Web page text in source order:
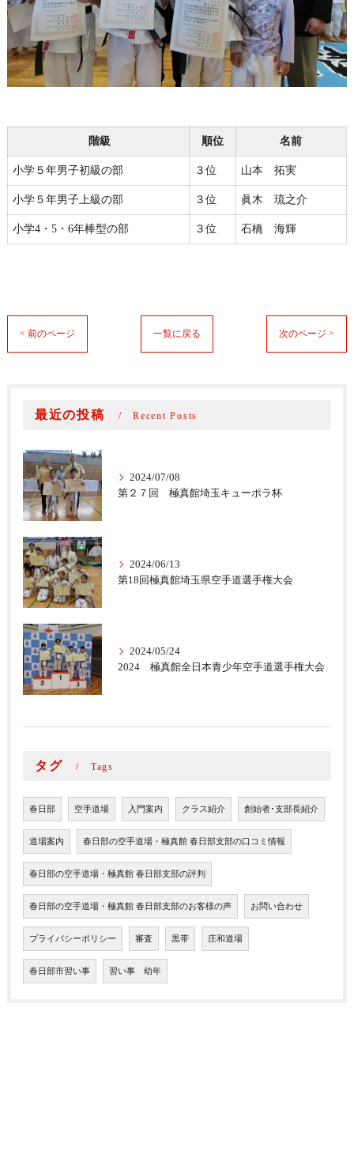
階級 順位 名前
小学５年男子初級の部 ３位 山本 拓実
小学５年男子上級の部 ３位 眞木 琉之介
小学4・5・6年棒型の部 ３位 石橋 海輝
< 前のページ 一覧に戻る 次のページ >
最近の投稿 Recent Posts
2024/07/08
第２７回 極真館埼玉キューポラ杯
2024/06/13
第18回極真館埼玉県空手道選手権大会
2024/05/24
2024 極真館全日本青少年空手道選手権大会
タグ Tags
春日部 空手道場 入門案内 クラス紹介 創始者･支部長紹介
道場案内 春日部の空手道場・極真館 春日部支部の口コミ情報
春日部の空手道場・極真館 春日部支部の評判
春日部の空手道場・極真館 春日部支部のお客様の声 お問い合わせ
プライバシーポリシー 審査 黒帯 庄和道場
春日部市習い事 習い事 幼年